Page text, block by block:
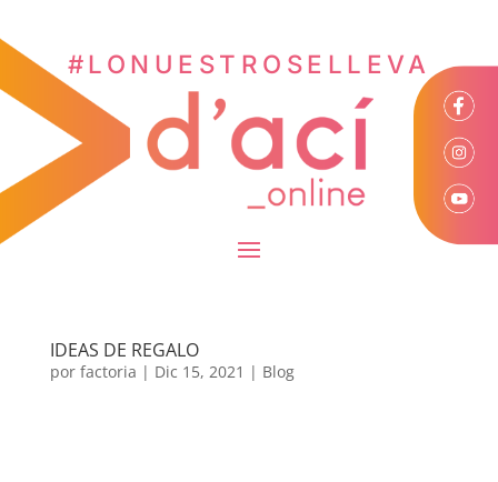
#LONUESTROSELLEVA
IDEAS DE REGALO
por factoria | Dic 15, 2021 | Blog